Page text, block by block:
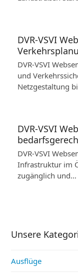
DVR-VSVI
DVR-VSVI
und
Netzgestaltung
DVR-VSVI
DVR-VSVI
Infrastruktur im
zugänglich und…
Unsere
Ausflüge